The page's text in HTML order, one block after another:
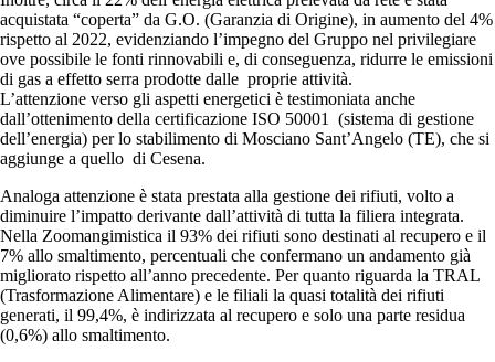
acquistata “coperta” da G.O. (Garanzia di Origine), in aumento del 4%
rispetto al 2022, evidenziando l’impegno del Gruppo nel privilegiare
ove possibile le fonti rinnovabili e, di conseguenza, ridurre le emissioni
di gas a effetto serra prodotte dalle proprie attività.
L’attenzione verso gli aspetti energetici è testimoniata anche
dall’ottenimento della certificazione ISO 50001 (sistema di gestione
dell’energia) per lo stabilimento di Mosciano Sant’Angelo (TE), che si
aggiunge a quello di Cesena.
Analoga attenzione è stata prestata alla gestione dei rifiuti, volto a
diminuire l’impatto derivante dall’attività di tutta la filiera integrata.
Nella Zoomangimistica il 93% dei rifiuti sono destinati al recupero e il
7% allo smaltimento, percentuali che confermano un andamento già
migliorato rispetto all’anno precedente. Per quanto riguarda la TRAL
(Trasformazione Alimentare) e le filiali la quasi totalità dei rifiuti
generati, il 99,4%, è indirizzata al recupero e solo una parte residua
(0,6%) allo smaltimento.